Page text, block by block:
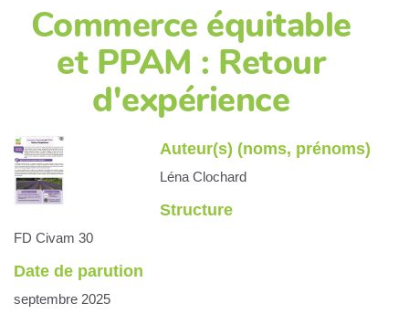
Commerce équitable
et PPAM : Retour
d'expérience
Auteur(s) (noms, prénoms)
Léna Clochard
Structure
FD Civam 30
Date de parution
septembre 2025